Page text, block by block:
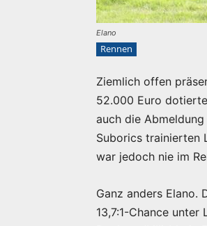
Elano
Rennen
Ziemlich offen
52.000 Euro
auch die
Suborics trainierten
war jedoch nie im
Ganz anders Elano.
13,7:1-Chance